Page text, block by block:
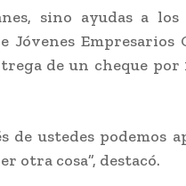
sino ayudas a los
Empresarios
de un cheque por
de ustedes podemos
otra cosa”, destacó.